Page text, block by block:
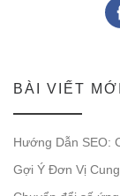
BÀI VIẾT
Hướng Dẫn SEO:
Gợi Ý Đơn Vị